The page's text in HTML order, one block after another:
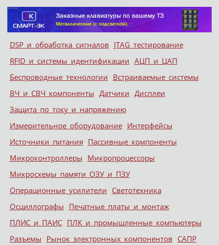
Меню
Skip to content
DSP и обработка сигналов JTAG тестирование
RFID и системы идентификации АЦП и ЦАП
Беспроводные технологии Встраиваемые системы
ВЧ и СВЧ компоненты Датчики Дисплеи
Защита по току и напряжению
Измерительное оборудование Интерфейсы
Источники питания Пассивные компоненты
Микроконтроллеры Микропроцессоры
Микросхемы памяти ОЗУ и ПЗУ
Операционные усилители Светотехника
Осциллографы Печатные платы и монтаж
ПЛИС и ПАИС ПЛК и промышленные компьютеры
Разъемы Рынок электронных компонентов САПР